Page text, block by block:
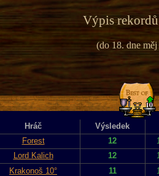
Výpis
(do 18. dne
Hráč Výsledek
Forest 12
Lord Kalich 12
Krakonoš 10° 11